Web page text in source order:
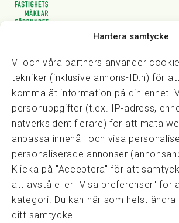
Hantera samtycke
Vi och våra partners använder
tekniker (inklusive annons-ID:n) för
komma åt information på din enhet.
personuppgifter (t.ex. IP-adress,
nätverksidentifierare) för att mäta
anpassa innehåll och visa
personaliserade annonser
Klicka på "Acceptera" för att
att avstå eller "Visa preferenser" för
kategori. Du kan när som helst
ditt samtycke.
Vasagatan 28, 111 20 Stockholm
kansli@fmf.se
Snabblänkar
Prisexempel
Medarbetare
Policies & integritet
Information om Cookie-hantering och
Integritetspolicy
Dataskyddsförordningen